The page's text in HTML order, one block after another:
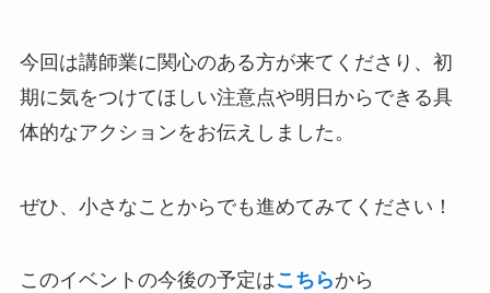
今回は講師業に関心のある方が来てくださり、初
期に気をつけてほしい注意点や明日からできる具
体的なアクションをお伝えしました。
ぜひ、小さなことからでも進めてみてください！
このイベントの今後の予定はこちらから